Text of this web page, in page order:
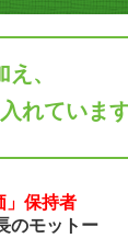
、
れています
」保持者
のモットー